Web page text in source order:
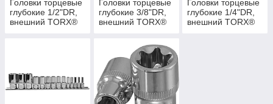
Головки торцевые
глубокие 1/2"DR,
внешний TORX®
Головки торцевые
глубокие 3/8"DR,
внешний TORX®
Головки торцевые
глубокие 1/4"DR,
внешний TORX®